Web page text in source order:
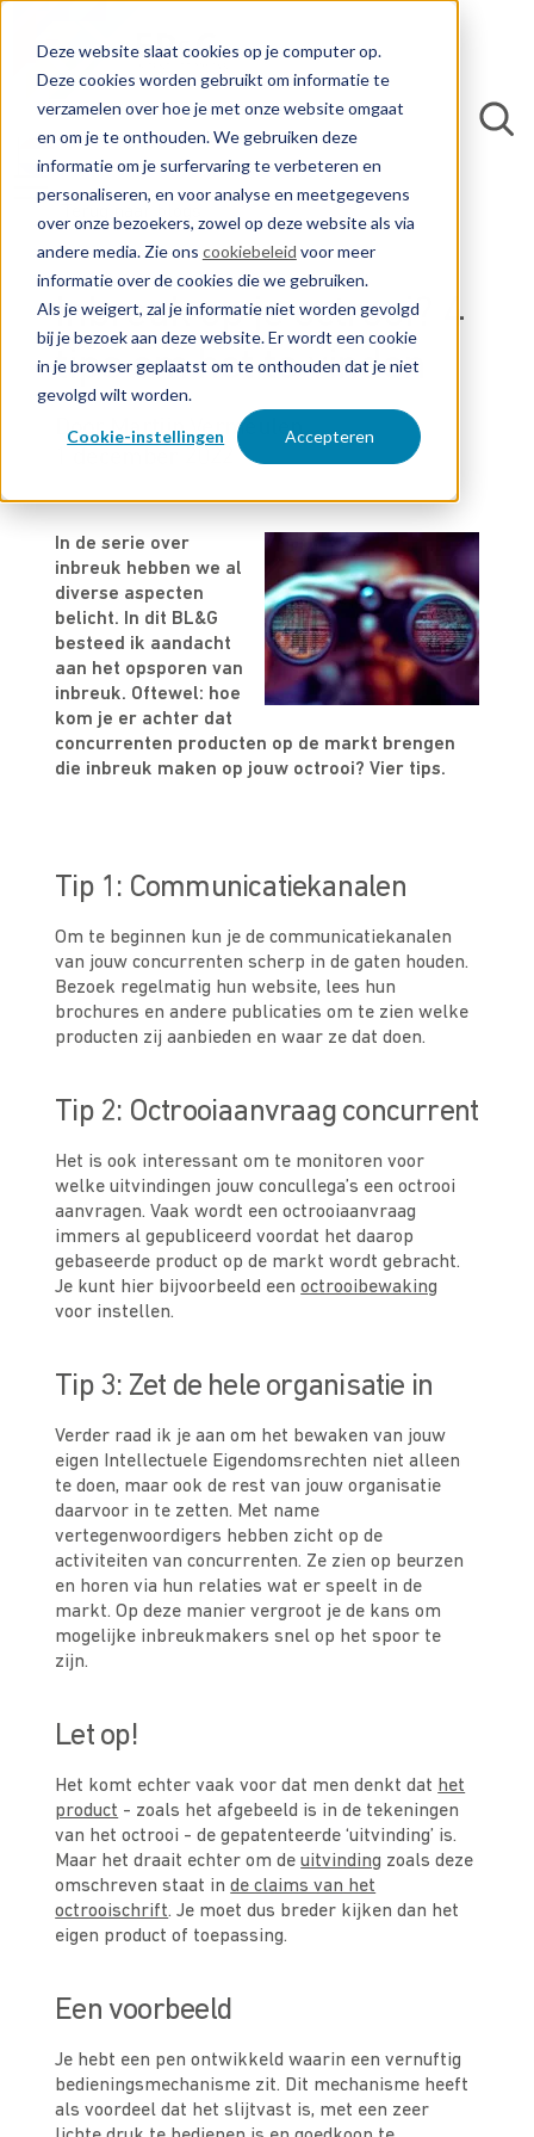
Deze website slaat cookies op je computer op.
Deze cookies worden gebruikt om informatie te
verzamelen over hoe je met onze website omgaat
en om je te onthouden. We gebruiken deze
informatie om je surfervaring te verbeteren en
personaliseren, en voor analyse en meetgegevens
over onze bezoekers, zowel op deze website als via
andere media. Zie ons cookiebeleid voor meer
informatie over de cookies die we gebruiken.
Als je weigert, zal je informatie niet worden gevolgd
bij je bezoek aan deze website. Er wordt een cookie
in je browser geplaatst om te onthouden dat je niet
gevolgd wilt worden.
Cookie-instellingen Accepteren
Terug naar blogs
Inbreuk op je octrooi? 4
tips om het te vinden
Door Martijn Vermeulen
In de serie over
inbreuk hebben we al
diverse aspecten
belicht. In dit BL&G
besteed ik aandacht
aan het opsporen van
inbreuk. Oftewel: hoe
kom je er achter dat
concurrenten producten op de markt brengen
die inbreuk maken op jouw octrooi? Vier tips.
Tip 1: Communicatiekanalen
Om te beginnen kun je de communicatiekanalen
van jouw concurrenten scherp in de gaten houden.
Bezoek regelmatig hun website, lees hun
brochures en andere publicaties om te zien welke
producten zij aanbieden en waar ze dat doen.
Tip 2: Octrooiaanvraag concurrent
Het is ook interessant om te monitoren voor
welke uitvindingen jouw concullega’s een octrooi
aanvragen. Vaak wordt een octrooiaanvraag
immers al gepubliceerd voordat het daarop
gebaseerde product op de markt wordt gebracht.
Je kunt hier bijvoorbeeld eenoctrooibewaking
voor instellen.
Tip 3: Zet de hele organisatie in
Verder raad ik je aan om het bewaken van jouw
eigen Intellectuele Eigendomsrechten niet alleen
te doen, maar ook de rest van jouw organisatie
daarvoor in te zetten. Met name
vertegenwoordigers hebben zicht op de
activiteiten van concurrenten. Ze zien op beurzen
en horen via hun relaties wat er speelt in de
markt. Op deze manier vergroot je de kans om
mogelijke inbreukmakers snel op het spoor te
zijn.
Let op!
Het komt echter vaak voor dat men denkt dat het
product - zoals het afgebeeld is in de tekeningen
van het octrooi - de gepatenteerde ‘uitvinding’ is.
Maar het draait echter om deuitvinding zoals deze
omschreven staat inde claims van het
octrooischrift. Je moet dus breder kijken dan het
eigen product of toepassing.
Een voorbeeld
Je hebt een pen ontwikkeld waarin een vernuftig
bedieningsmechanisme zit. Dit mechanisme heeft
als voordeel dat het slijtvast is, met een zeer